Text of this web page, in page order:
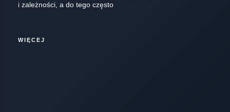
i zależności, a do tego często
WIĘCEJ